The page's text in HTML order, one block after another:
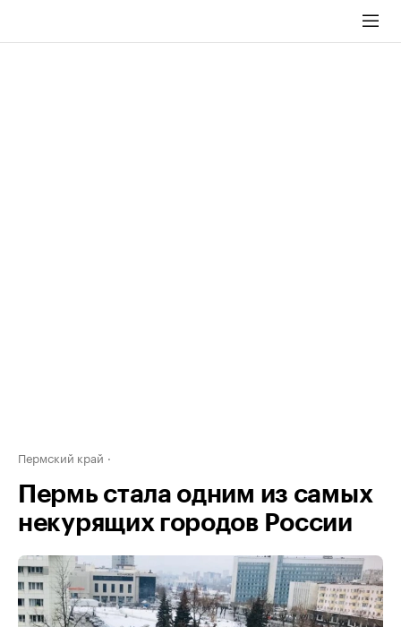
Пермский край
Пермь стала одним из самых
некурящих городов России